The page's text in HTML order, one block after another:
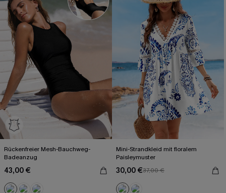
Rückenfreier Mesh-Bauchweg-
Badeanzug
43,00 €
Mini-Strandkleid mit floralem
Paisleymuster
30,00 €37,00 €